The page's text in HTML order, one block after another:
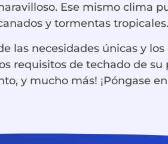
Ese mismo clima
y tormentas
las necesidades únicas y
requisitos de techado de
y mucho más! ¡Póngase